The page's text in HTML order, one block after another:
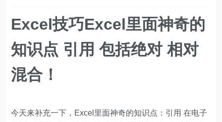
​​Excel技巧Excel里面神奇的
知识点 引用 包括绝对 相对
混合！
今天来补充一下，Excel里面神奇的知识点：引用 在电子